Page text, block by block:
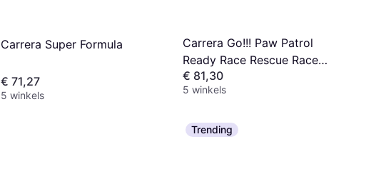
Carrera Super Formula
€ 71,27
5 winkels
Carrera Go!!! Paw Patrol
Ready Race Rescue Race
Track Set
€ 81,30
5 winkels
Trending